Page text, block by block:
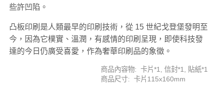
些許凹陷。
凸板印刷是人類最早的印刷技術，從 15 世紀戈登堡發明至
今，因為它樸實、溫潤，有感情的印刷呈現，即使科技發
達的今日仍廣受喜愛，作為奢華印刷品的象徵。
商品內容物: 卡片*1, 信封*1, 貼紙*1
商品尺寸: 卡片115x160mm